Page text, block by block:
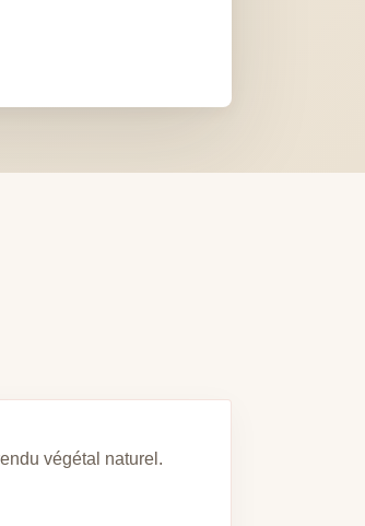
végétal naturel.